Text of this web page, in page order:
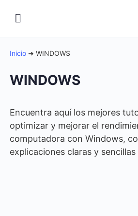
Inicio ➜ WINDOWS
WINDOWS
Encuentra aquí los mejores
optimizar y mejorar el
computadora con Windows,
explicaciones claras y